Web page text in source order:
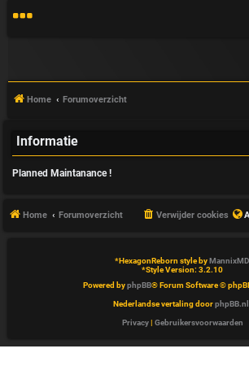
V
A
Home Forumoverzicht
Informatie
Planned Maintanance !
Home Forumoverzicht Verwijder cookies
*HexagonReborn style byMannixMD
*Style Version: 3.2.10
Powered byphpBB® Forum Software ©
Nederlandse vertaling doorphpBB.nl
Privacy| Gebruikersvoorwaarden